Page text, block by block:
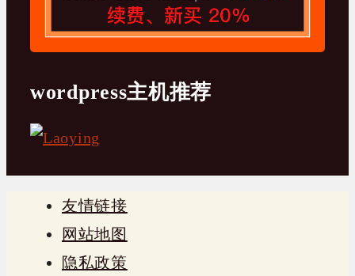
wordpress主机推荐
友情链接
网站地图
隐私政策